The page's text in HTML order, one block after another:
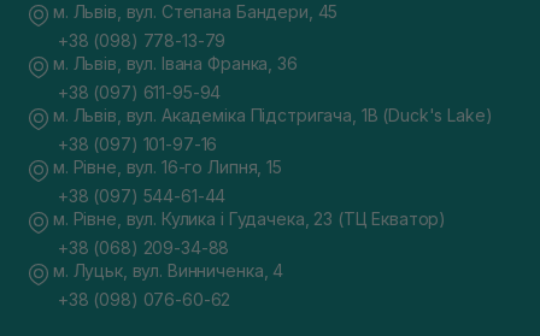
м. Львів, вул. Степана Бандери, 45
+38 (098) 778-13-79
м. Львів, вул. Івана Франка, 36
+38 (097) 611-95-94
м. Львів, вул. Академіка Підстригача, 1В (Duck's Lake)
+38 (097) 101-97-16
м. Рівне, вул. 16-го Липня, 15
+38 (097) 544-61-44
м. Рівне, вул. Кулика і Гудачека, 23 (ТЦ Екватор)
+38 (068) 209-34-88
м. Луцьк, вул. Винниченка, 4
+38 (098) 076-60-62